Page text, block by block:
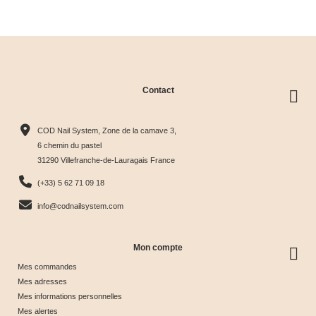
Tips &
nuancier
 
& Tips
Glow &
Collection
Contact
COD Nail System, Zone de la camave 3,
6 chemin du pastel
31290 Villefranche-de-Lauragais France
(+33) 5 62 71 09 18
info@codnailsystem.com
Mon compte
Mes commandes
Mes adresses
Mes informations personnelles
Mes alertes